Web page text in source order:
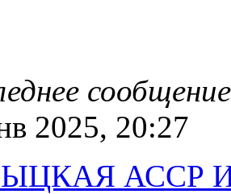
сообщение
2025, 20:27
АССР